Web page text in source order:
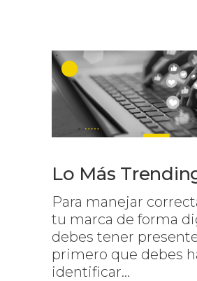
Lo Más
Para manejar
tu marca de forma
debes tener
primero que debes
identificar...